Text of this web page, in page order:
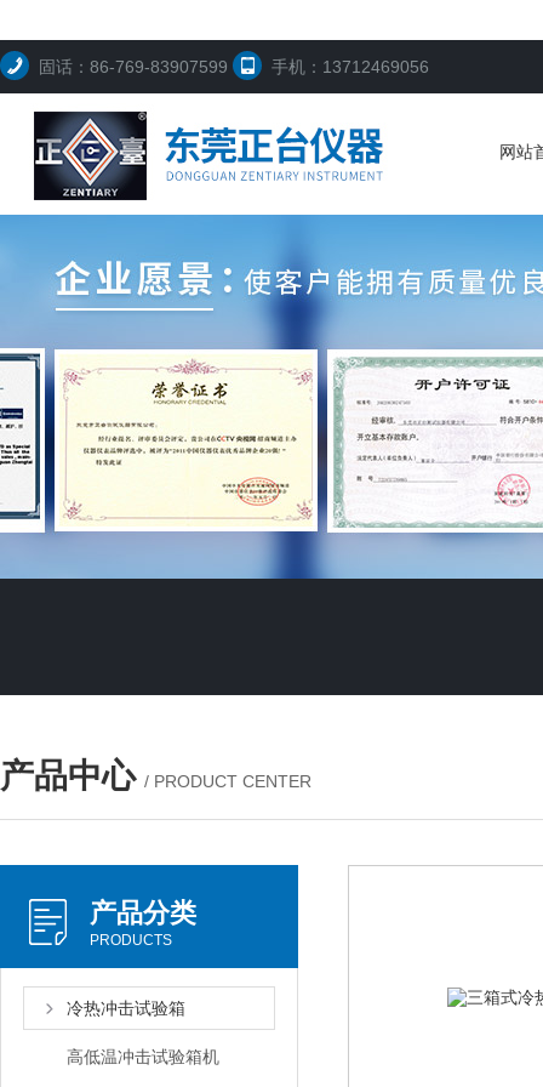
固话：86-769-83907599 手机：13712469056
网站
产品中心 / PRODUCT CENTER
产品分类
PRODUCTS
冷热冲击试验箱
高低温冲击试验箱机